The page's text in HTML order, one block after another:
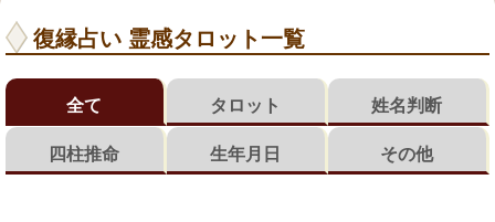
復縁占い 霊感タロット一覧
全て タロット 姓名判断
四柱推命 生年月日 その他